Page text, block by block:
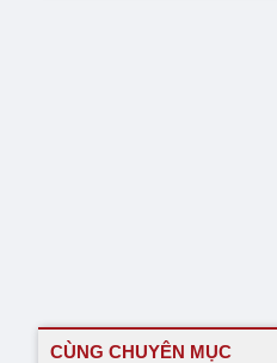
CÙNG CHUYÊN MỤC